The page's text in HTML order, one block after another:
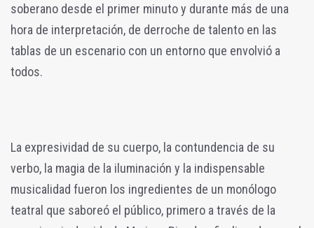
soberano desde el primer minuto y durante más de una
hora de interpretación, de derroche de talento en las
tablas de un escenario con un entorno que envolvió a
todos.
La expresividad de su cuerpo, la contundencia de su
verbo, la magia de la iluminación y la indispensable
musicalidad fueron los ingredientes de un monólogo
teatral que saboreó el público, primero a través de la